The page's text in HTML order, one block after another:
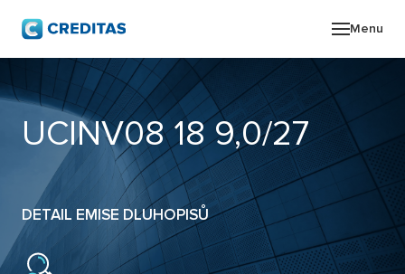
Menu
PRO
UCINV08 18 9,0/27
DETAIL EMISE DLUHOPISŮ